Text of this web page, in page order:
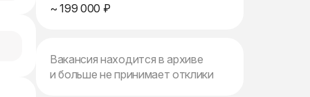
~ 199 000 ₽
Вакансия находится в архиве
и больше не принимает отклики